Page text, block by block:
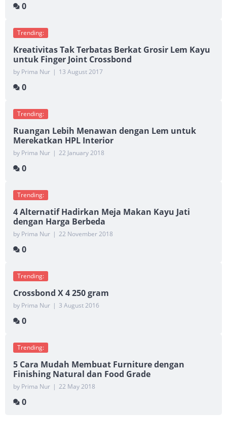
0
Trending:
Kreativitas Tak Terbatas Berkat Grosir Lem Kayu
untuk Finger Joint Crossbond
by Prima Nur | 13 August 2017
0
Trending:
Ruangan Lebih Menawan dengan Lem untuk
Merekatkan HPL Interior
by Prima Nur | 22 January 2018
0
Trending:
4 Alternatif Hadirkan Meja Makan Kayu Jati
dengan Harga Berbeda
by Prima Nur | 22 November 2018
0
Trending:
Crossbond X 4 250 gram
by Prima Nur | 3 August 2016
0
Trending:
5 Cara Mudah Membuat Furniture dengan
Finishing Natural dan Food Grade
by Prima Nur | 22 May 2018
0